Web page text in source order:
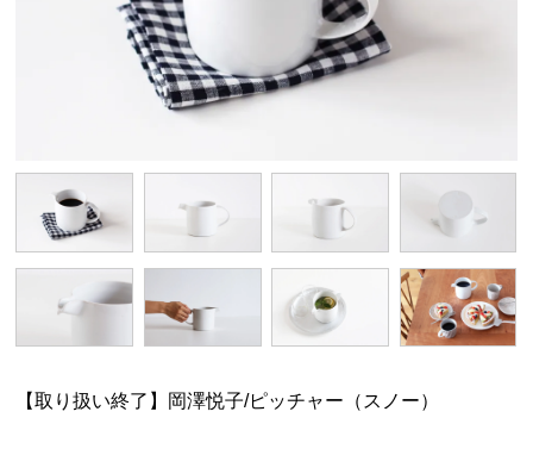
【取り扱い終了】岡澤悦子/ピッチャー（スノー）